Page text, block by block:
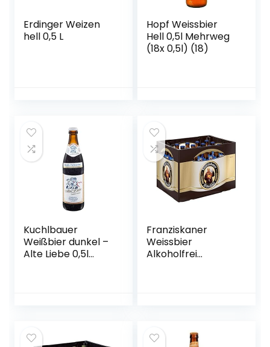
Erdinger Weizen
hell 0,5 L
Hopf Weissbier
Hell 0,5l Mehrweg
(18x 0,5l) (18)
Kuchlbauer
Weißbier dunkel –
Alte Liebe 0,5l
Franziskaner
Weissbier
Alkoholfrei
aus München